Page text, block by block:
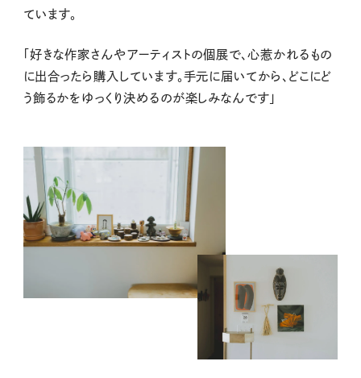
ています。
「好きな作家さんやアーティストの個展で、心惹かれるもの
に出合ったら購入しています。手元に届いてから、どこにど
う飾るかをゆっくり決めるのが楽しみなんです」